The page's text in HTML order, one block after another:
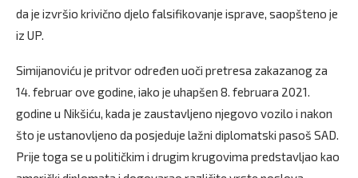
da je izvršio krivično djelo falsifikovanje isprave, saopšteno je
iz UP.
Simijanoviću je pritvor određen uoči pretresa zakazanog za
14. februar ove godine, iako je uhapšen 8. februara 2021.
godine u Nikšiću, kada je zaustavljeno njegovo vozilo i nakon
što je ustanovljeno da posjeduje lažni diplomatski pasoš SAD.
Prije toga se u političkim i drugim krugovima predstavljao kao